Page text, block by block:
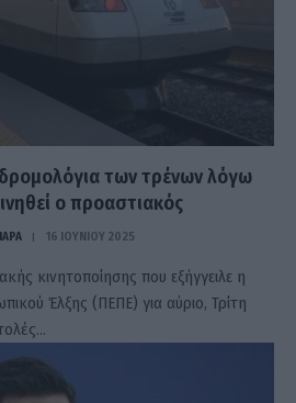
των τρένων λόγω
ο προαστιακός
16 ΙΟΥΝΊΟΥ 2025
κινητοποίησης που εξήγγειλε η
Έλξης (ΠΕΠΕ) για αύριο, Τρίτη